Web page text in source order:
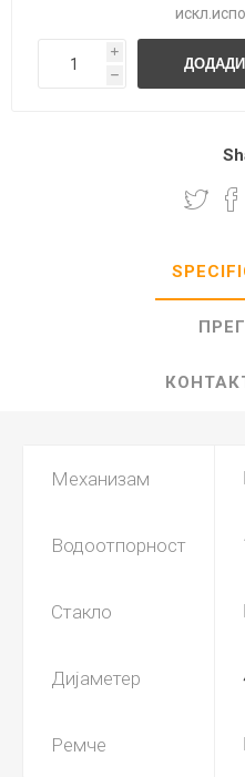
искл.
i
h
Механизам
Водоотпорност
Стакло
Дијаметер
Ремче